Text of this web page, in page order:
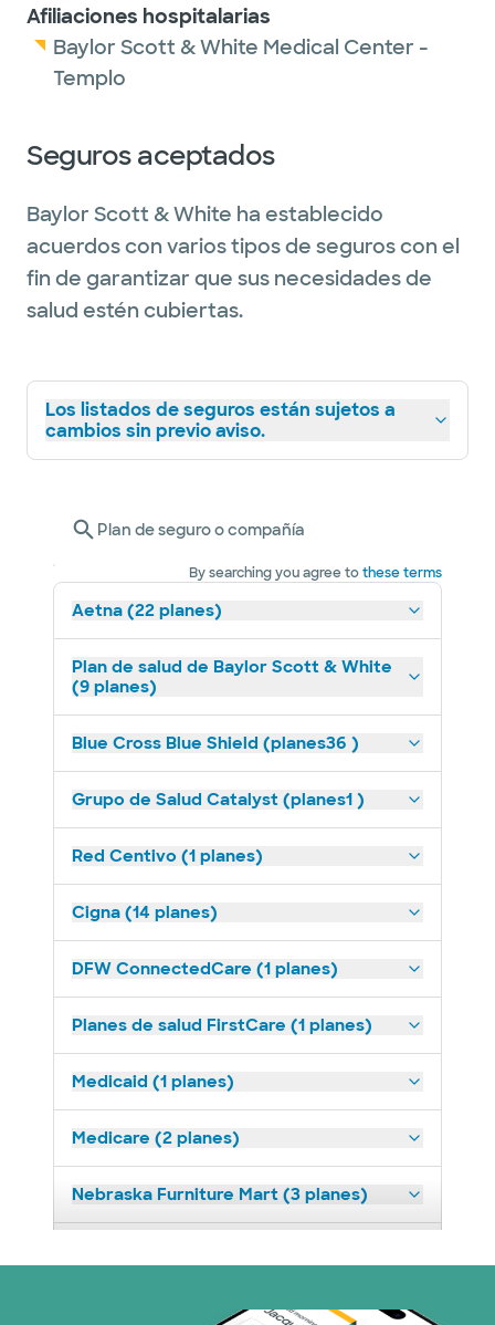
Afiliaciones hospitalarias
Baylor Scott & White Medical Center -
Templo
Seguros aceptados
Baylor Scott & White ha establecido
acuerdos con varios tipos de seguros con el
fin de garantizar que sus necesidades de
salud estén cubiertas.
Los listados de seguros están sujetos a
cambios sin previo aviso.
Plan de seguro o compañía
By searching you agree tothese terms
Aetna (22 planes)
Plan de salud de Baylor Scott & White
(9 planes)
Blue Cross Blue Shield (planes36 )
Grupo de Salud Catalyst (planes1 )
Red Centivo (1 planes)
Cigna (14 planes)
DFW ConnectedCare (1 planes)
Planes de salud FirstCare (1 planes)
Medicaid (1 planes)
Medicare (2 planes)
Nebraska Furniture Mart (3 planes)
Plan de Salud Superior (19 planes)